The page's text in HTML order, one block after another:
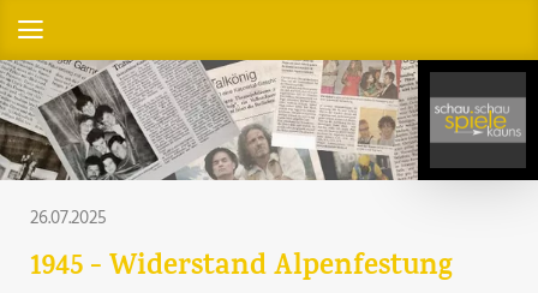
26.07.2025
1945 - Widerstand Alpenfestung